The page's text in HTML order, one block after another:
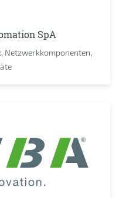
SpA
Netzwerkkomponenten,